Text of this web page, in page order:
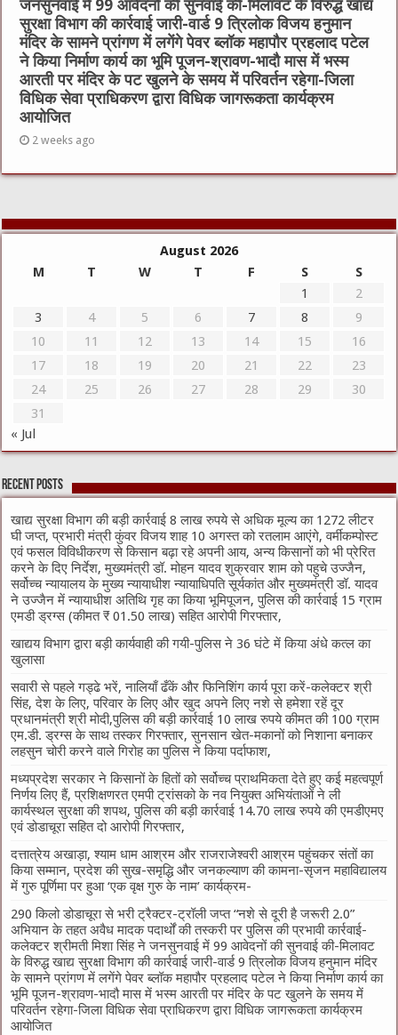
जनसुनवाई में 99 आवेदनों की सुनवाई की-मिलावट के विरुद्ध खाद्य
सुरक्षा विभाग की कार्रवाई जारी-वार्ड 9 त्रिलोक विजय हनुमान
मंदिर के सामने प्रांगण में लगेंगे पेवर ब्लॉक महापौर प्रहलाद पटेल
ने किया निर्माण कार्य का भूमि पूजन-श्रावण-भादौ मास में भस्म
आरती पर मंदिर के पट खुलने के समय में परिवर्तन रहेगा-जिला
विधिक सेवा प्राधिकरण द्वारा विधिक जागरूकता कार्यक्रम
आयोजित
2 weeks ago
August 2026
M
T W T F S
S
1
2
3
4 5 6 7 8
9
10
11 12 13 14 15
16
17
18 19 20 21 22
23
24
25 26 27 28 29
30
31
« Jul
Recent Posts
खाद्य सुरक्षा विभाग की बड़ी कार्रवाई 8 लाख रुपये से अधिक मूल्य का 1272 लीटर
घी जप्त, प्रभारी मंत्री कुंवर विजय शाह 10 अगस्त को रतलाम आएंगे, वर्मीकम्पोस्ट
एवं फसल विविधीकरण से किसान बढ़ा रहे अपनी आय, अन्य किसानों को भी प्रेरित
करने के दिए निर्देश, मुख्यमंत्री डॉ. मोहन यादव शुक्रवार शाम को पहुचे उज्जैन,
सर्वोच्च न्यायालय के मुख्‍य न्‍यायाधीश न्यायाधिपति सूर्यकांत और मुख्यमंत्री डॉ. यादव
ने उज्जैन में न्यायाधीश अतिथि गृह का किया भूमिपूजन, पुलिस की कार्रवाई 15 ग्राम
एमडी ड्रग्स (कीमत ₹ 01.50 लाख) सहित आरोपी गिरफ्तार,
खाद्यय विभाग द्वारा बड़ी कार्यवाही की गयी-पुलिस ने 36 घंटे में किया अंधे कत्ल का
खुलासा
सवारी से पहले गड्ढे भरें, नालियाँ ढँकें और फिनिशिंग कार्य पूरा करें-कलेक्टर श्री
सिंह, देश के लिए, परिवार के लिए और खुद अपने लिए नशे से हमेशा रहें दूर
प्रधानमंत्री श्री मोदी,पुलिस की बड़ी कार्रवाई 10 लाख रुपये कीमत की 100 ग्राम
एम.डी. ड्रग्स के साथ तस्कर गिरफ्तार, सुनसान खेत-मकानों को निशाना बनाकर
लहसुन चोरी करने वाले गिरोह का पुलिस ने किया पर्दाफाश,
मध्यप्रदेश सरकार ने किसानों के हितों को सर्वोच्च प्राथमिकता देते हुए कई महत्वपूर्ण
निर्णय लिए हैं, प्रशिक्षणरत एमपी ट्रांसको के नव नियुक्त अभियंताओं ने ली
कार्यस्थल सुरक्षा की शपथ, पुलिस की बड़ी कार्रवाई 14.70 लाख रुपये की एमडीएमए
एवं डोडाचूरा सहित दो आरोपी गिरफ्तार,
दत्तात्रेय अखाड़ा, श्याम धाम आश्रम और राजराजेश्वरी आश्रम पहुंचकर संतों का
किया सम्मान, प्रदेश की सुख-समृद्धि और जनकल्याण की कामना-सृजन महाविद्यालय
में गुरु पूर्णिमा पर हुआ ‘एक वृक्ष गुरु के नाम’ कार्यक्रम-
290 किलो डोडाचूरा से भरी ट्रैक्टर-ट्रॉली जप्त “नशे से दूरी है जरूरी 2.0”
अभियान के तहत अवैध मादक पदार्थों की तस्करी पर पुलिस की प्रभावी कार्रवाई-
कलेक्टर श्रीमती मिशा सिंह ने जनसुनवाई में 99 आवेदनों की सुनवाई की-मिलावट
के विरुद्ध खाद्य सुरक्षा विभाग की कार्रवाई जारी-वार्ड 9 त्रिलोक विजय हनुमान मंदिर
के सामने प्रांगण में लगेंगे पेवर ब्लॉक महापौर प्रहलाद पटेल ने किया निर्माण कार्य का
भूमि पूजन-श्रावण-भादौ मास में भस्म आरती पर मंदिर के पट खुलने के समय में
परिवर्तन रहेगा-जिला विधिक सेवा प्राधिकरण द्वारा विधिक जागरूकता कार्यक्रम
आयोजित